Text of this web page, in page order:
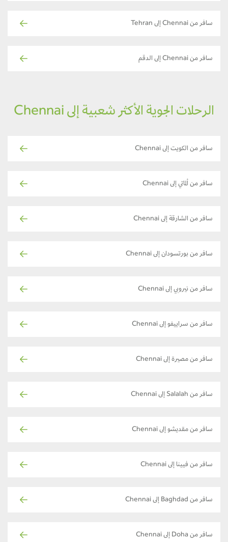
سافر من Chennai إلى Tehran
سافر من Chennai إلى الدقم
الرحلات الجوية الأكثر شعبية إلى Chennai
سافر من الكويت إلى Chennai
سافر من ألماتي إلى Chennai
سافر من الشارقة إلى Chennai
سافر من بورتسودان إلى Chennai
سافر من نيروبي إلى Chennai
سافر من سراييفو إلى Chennai
سافر من مصيرة إلى Chennai
سافر من Salalah إلى Chennai
سافر من مقديشو إلى Chennai
سافر من فيينا إلى Chennai
سافر من Baghdad إلى Chennai
سافر من Doha إلى Chennai